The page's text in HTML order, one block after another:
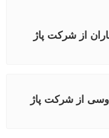
از شرکت پاژ
از شرکت پاژ